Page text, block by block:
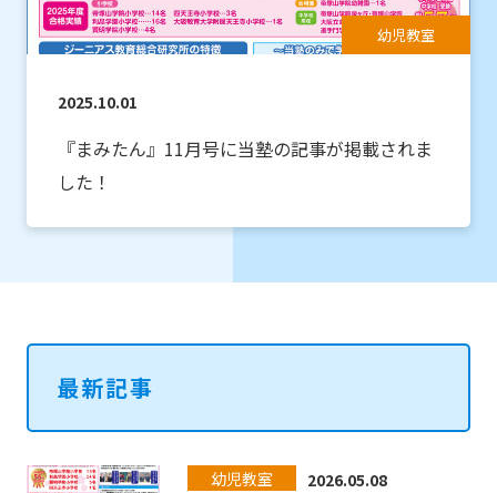
幼児教室
2025.10.01
『まみたん』11月号に当塾の記事が掲載されま
した！
最新記事
幼児教室 2026.05.08